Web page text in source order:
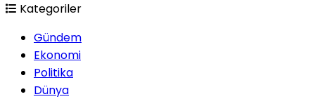
Kategoriler
Gündem
Ekonomi
Politika
Dünya